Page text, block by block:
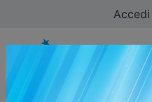
Accedi